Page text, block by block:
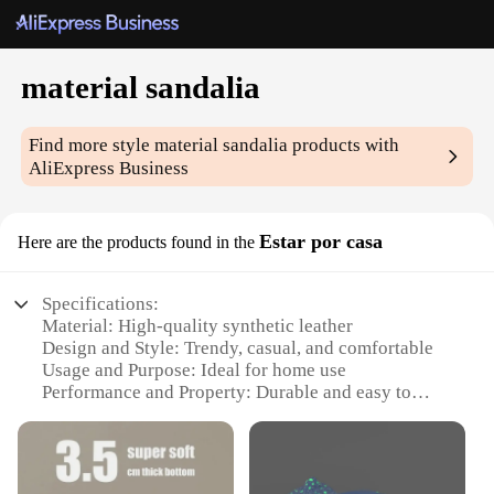
material sandalia
Find more stylematerial sandalia products with
AliExpress Business
Here are the products found in the Estar por casa
Specifications:
Material: High-quality synthetic leather
Design and Style: Trendy, casual, and comfortable
Usage and Purpose: Ideal for home use
Performance and Property: Durable and easy to
Shape or Size or Weight or Quantity: Available in
standard sizes for a perfect fit
Parts and Accessories: Comes with adjustable straps